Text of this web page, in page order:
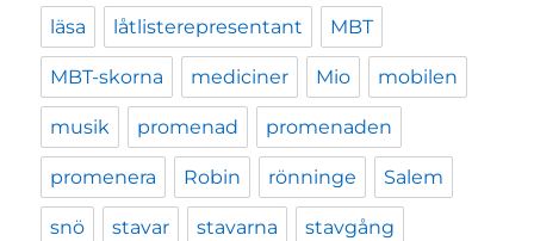
läsa låtlisterepresentant MBT
MBT-skorna mediciner Mio mobilen
musik promenad promenaden
promenera Robin rönninge Salem
snö stavar stavarna stavgång